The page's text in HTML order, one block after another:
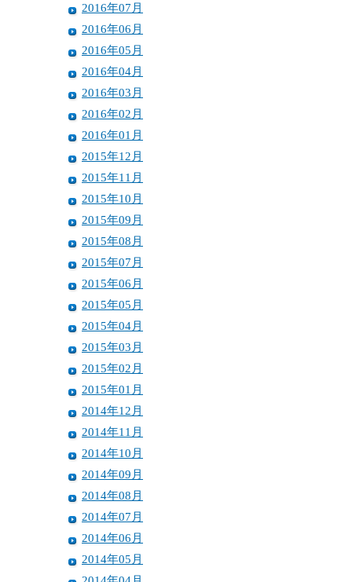
2016年07月
2016年06月
2016年05月
2016年04月
2016年03月
2016年02月
2016年01月
2015年12月
2015年11月
2015年10月
2015年09月
2015年08月
2015年07月
2015年06月
2015年05月
2015年04月
2015年03月
2015年02月
2015年01月
2014年12月
2014年11月
2014年10月
2014年09月
2014年08月
2014年07月
2014年06月
2014年05月